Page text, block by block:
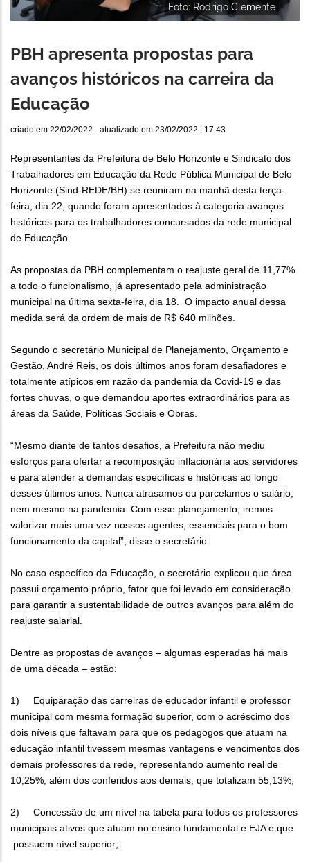
Foto: Rodrigo Clemente
PBH apresenta propostas para
avanços históricos na carreira da
Educação
criado em 22/02/2022 - atualizado em 23/02/2022 | 17:43
Representantes da Prefeitura de Belo Horizonte e Sindicato dos
Trabalhadores em Educação da Rede Pública Municipal de Belo
Horizonte (Sind-REDE/BH) se reuniram na manhã desta terça-
feira, dia 22, quando foram apresentados à categoria avanços
históricos para os trabalhadores concursados da rede municipal
de Educação.
As propostas da PBH complementam o reajuste geral de 11,77%
a todo o funcionalismo, já apresentado pela administração
municipal na última sexta-feira, dia 18. O impacto anual dessa
medida será da ordem de mais de R$ 640 milhões.
Segundo o secretário Municipal de Planejamento, Orçamento e
Gestão, André Reis, os dois últimos anos foram desafiadores e
totalmente atípicos em razão da pandemia da Covid-19 e das
fortes chuvas, o que demandou aportes extraordinários para as
áreas da Saúde, Políticas Sociais e Obras.
“Mesmo diante de tantos desafios, a Prefeitura não mediu
esforços para ofertar a recomposição inflacionária aos servidores
e para atender a demandas específicas e históricas ao longo
desses últimos anos. Nunca atrasamos ou parcelamos o salário,
nem mesmo na pandemia. Com esse planejamento, iremos
valorizar mais uma vez nossos agentes, essenciais para o bom
funcionamento da capital”, disse o secretário.
No caso específico da Educação, o secretário explicou que área
possui orçamento próprio, fator que foi levado em consideração
para garantir a sustentabilidade de outros avanços para além do
reajuste salarial.
Dentre as propostas de avanços – algumas esperadas há mais
de uma década – estão:
1) Equiparação das carreiras de educador infantil e professor
municipal com mesma formação superior, com o acréscimo dos
dois níveis que faltavam para que os pedagogos que atuam na
educação infantil tivessem mesmas vantagens e vencimentos dos
demais professores da rede, representando aumento real de
10,25%, além dos conferidos aos demais, que totalizam 55,13%;
2) Concessão de um nível na tabela para todos os professores
municipais ativos que atuam no ensino fundamental e EJA e que
possuem nível superior;